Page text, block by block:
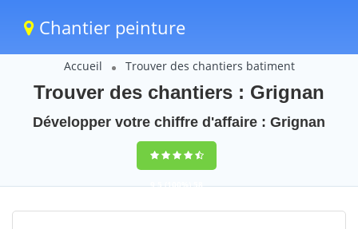
Chantier peinture
Accueil Trouver des chantiers batiment
Trouver des chantiers : Grignan
Développer votre chiffre d'affaire : Grignan
9,5(100%)58
votes